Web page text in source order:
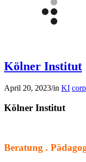
Kölner Institut
April 20, 2023/in KI
Kölner Institut
Beratung .